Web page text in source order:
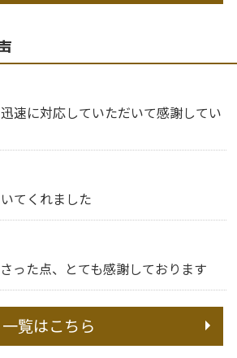
速に対応していただいて感謝してい
てくれました
った点、とても感謝しております
一覧はこちら